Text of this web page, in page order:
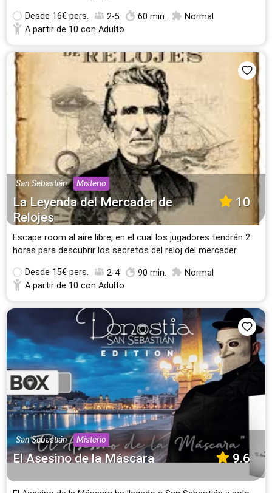
Desde 16€ pers. 2-5 60 min.
Normal
A partir de 10 con Adulto
San Sebastián Misterio
La Leyenda del Mercader de
Relojes
10
Escape room al aire libre, en el cual los jugadores tendrán 2
horas para descubrir los secretos del reloj del mercader
Desde 15€ pers. 2-4 90 min.
Normal
A partir de 10 con Adulto
San Sebastián Misterio
El Asesino de la Máscara 9.6